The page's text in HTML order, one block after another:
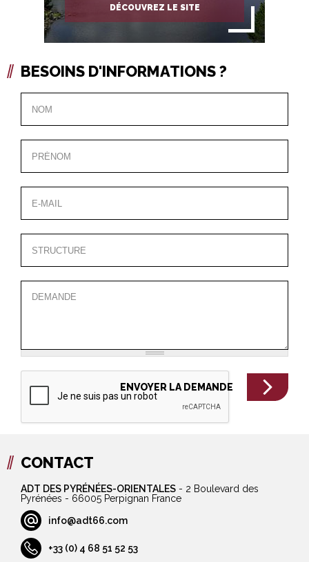
DÉCOUVREZ LE SITE
BESOINS D'INFORMATIONS ?
CONTACT
ADT DES PYRÉNÉES-ORIENTALES - 2 Boulevard des
Pyrénées - 66005 Perpignan France
info@adt66.com
+33 (0) 4 68 51 52 53